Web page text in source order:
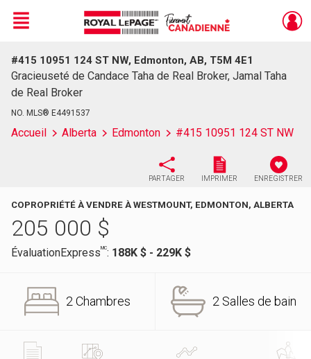
Live
En Direct
Menu
#415 10951 124 ST NW, Edmonton, AB, T5M 4E1
Gracieuseté de Candace Taha de Real Broker, Jamal Taha
de Real Broker
NO. MLS® E4491537
Accueil Alberta Edmonton #415 10951 124 ST NW
PARTAGER IMPRIMER ENREGISTRER
COPROPRIÉTÉ À VENDRE À WESTMOUNT, EDMONTON, ALBERTA
205 000 $
ÉvaluationExpressMC: 188K $ - 229K $
2 Chambres 2 Salles de bain